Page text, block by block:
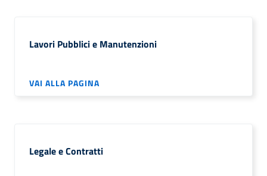
Lavori Pubblici e Manutenzioni
VAI ALLA PAGINA
Legale e Contratti